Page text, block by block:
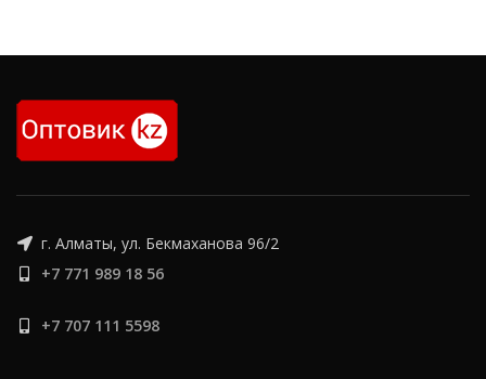
положения металлических
положения металлических
г. Алматы, ул. Бекмаханова 96/2
+7 771 989 18 56
+7 707 111 5598